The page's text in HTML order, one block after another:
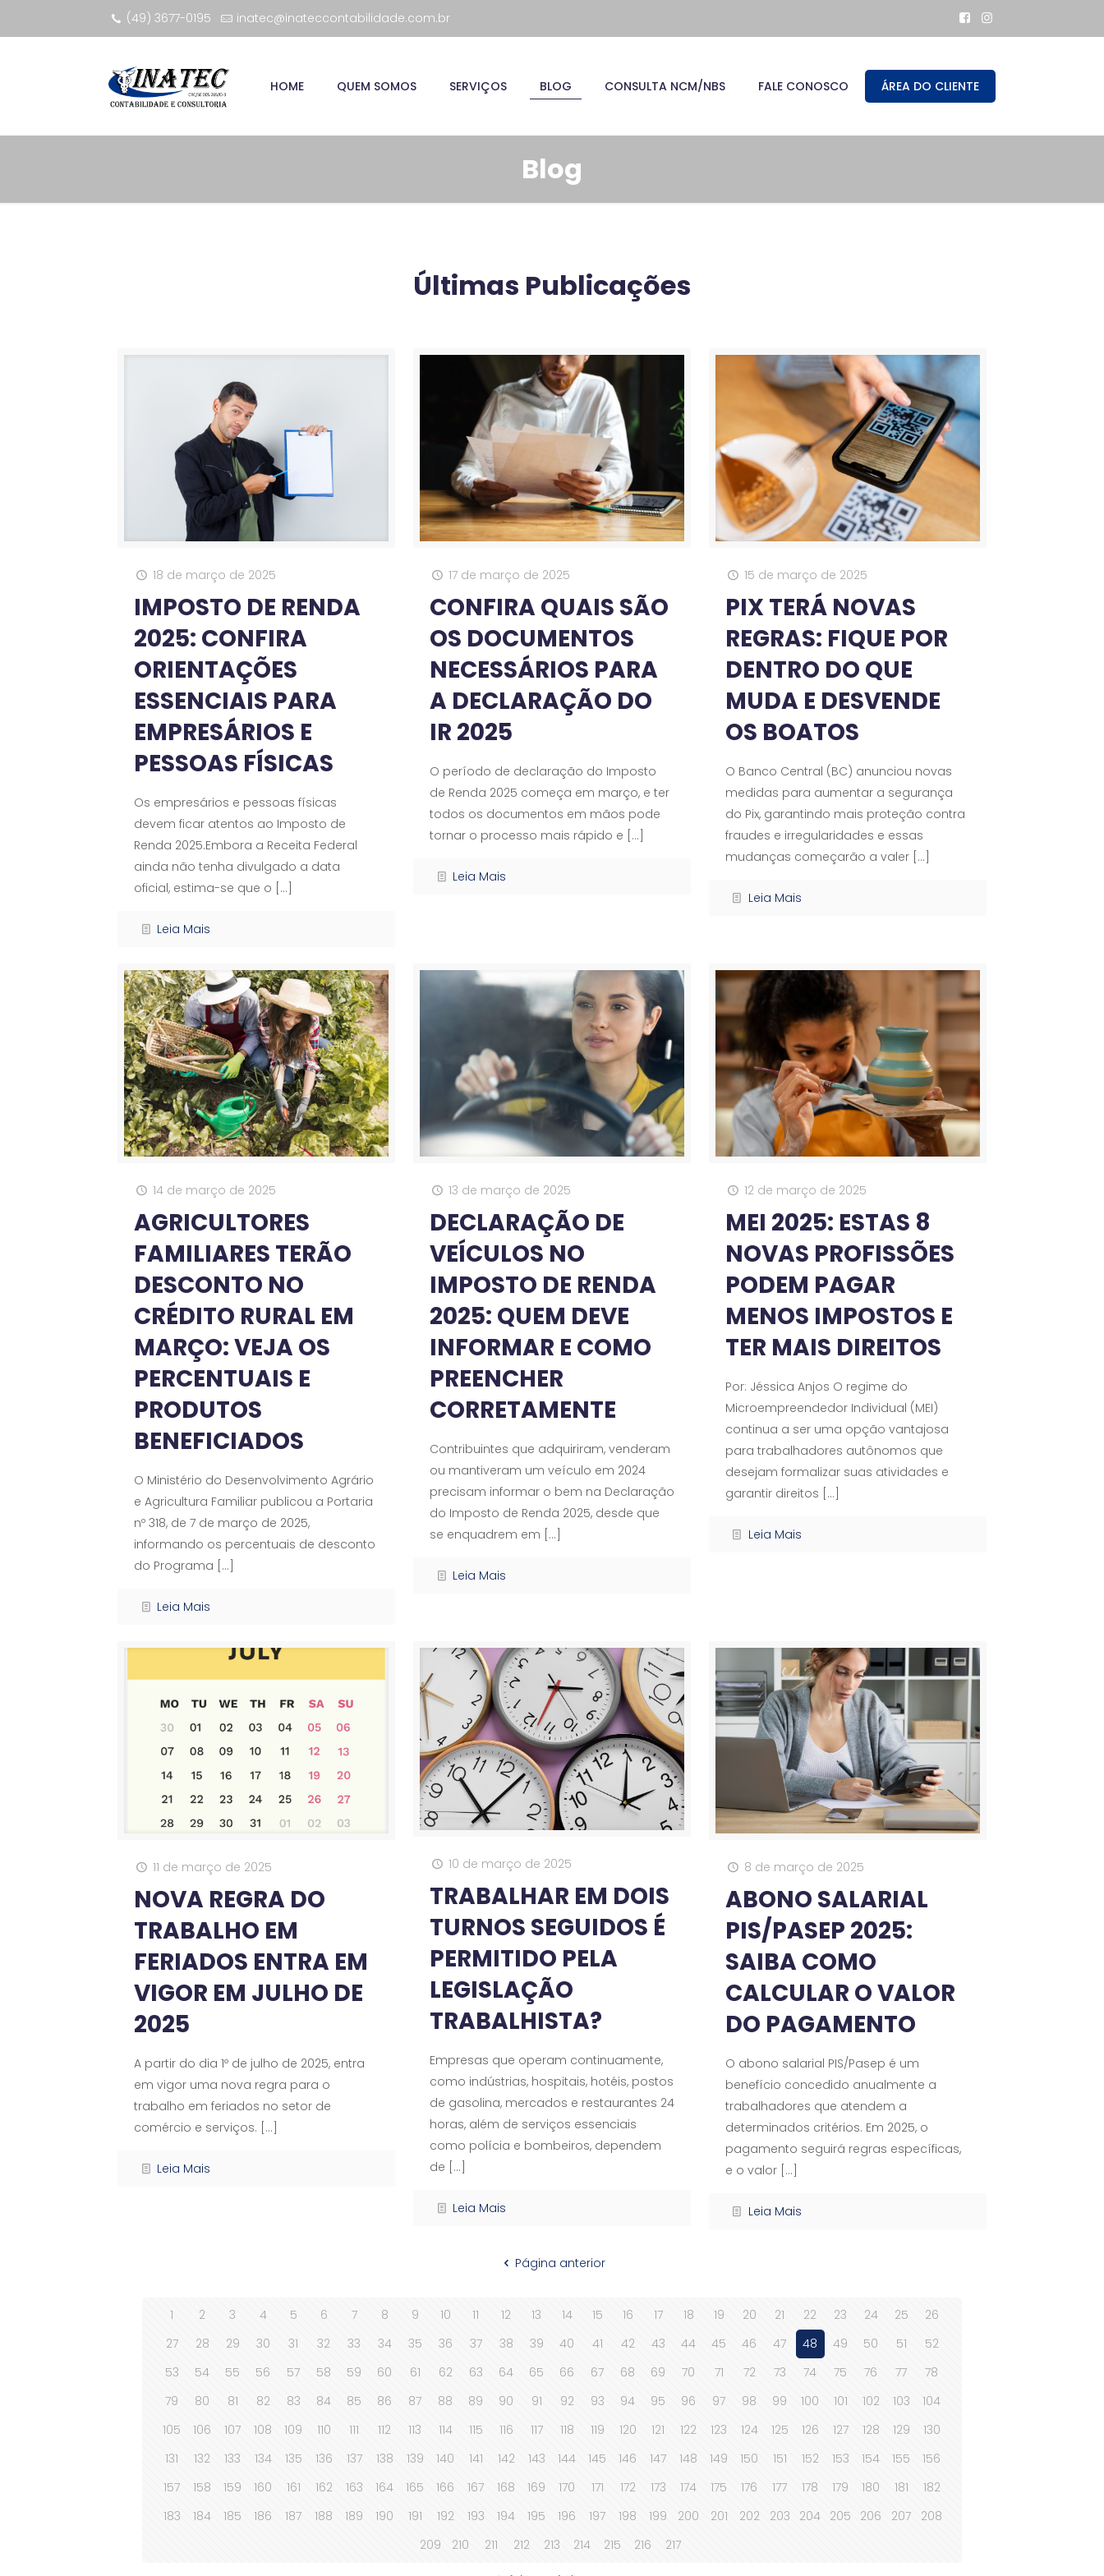
(49) 3677-0195 inatec@inateccontabilidade.com.br
HOME QUEM SOMOS SERVIÇOS BLOG CONSULTA NCM/NBS FALE CONOSCO ÁREA DO CLIENTE
Blog
Últimas Publicações
18 de março de 2025
IMPOSTO DE RENDA
2025: CONFIRA
ORIENTAÇÕES
ESSENCIAIS PARA
EMPRESÁRIOS E
PESSOAS FÍSICAS
Os empresários e pessoas físicas
devem ficar atentos ao Imposto de
Renda 2025.Embora a Receita Federal
ainda não tenha divulgado a data
oficial, estima-se que o […]
Leia Mais
17 de março de 2025
CONFIRA QUAIS SÃO
OS DOCUMENTOS
NECESSÁRIOS PARA
A DECLARAÇÃO DO
IR 2025
O período de declaração do Imposto
de Renda 2025 começa em março, e ter
todos os documentos em mãos pode
tornar o processo mais rápido e […]
Leia Mais
15 de março de 2025
PIX TERÁ NOVAS
REGRAS: FIQUE POR
DENTRO DO QUE
MUDA E DESVENDE
OS BOATOS
O Banco Central (BC) anunciou novas
medidas para aumentar a segurança
do Pix, garantindo mais proteção contra
fraudes e irregularidades e essas
mudanças começarão a valer[…]
Leia Mais
14 de março de 2025
AGRICULTORES
FAMILIARES TERÃO
DESCONTO NO
CRÉDITO RURAL EM
MARÇO: VEJA OS
PERCENTUAIS E
PRODUTOS
BENEFICIADOS
O Ministério do Desenvolvimento Agrário
e Agricultura Familiar publicou a Portaria
nº 318, de 7 de março de 2025,
informando os percentuais de desconto
do Programa […]
Leia Mais
13 de março de 2025
DECLARAÇÃO DE
VEÍCULOS NO
IMPOSTO DE RENDA
2025: QUEM DEVE
INFORMAR E COMO
PREENCHER
CORRETAMENTE
Contribuintes que adquiriram, venderam
ou mantiveram um veículo em 2024
precisam informar o bem na Declaração
do Imposto de Renda 2025, desde que
se enquadrem em […]
Leia Mais
12 de março de 2025
MEI 2025: ESTAS 8
NOVAS PROFISSÕES
PODEM PAGAR
MENOS IMPOSTOS E
TER MAIS DIREITOS
Por: Jéssica Anjos O regime do
Microempreendedor Individual (MEI)
continua a ser uma opção vantajosa
para trabalhadores autônomos que
desejam formalizar suas atividades e
garantir direitos […]
Leia Mais
11 de março de 2025
NOVA REGRA DO
TRABALHO EM
FERIADOS ENTRA EM
VIGOR EM JULHO DE
2025
A partir do dia 1º de julho de 2025, entra
em vigor uma nova regra para o
trabalho em feriados no setor de
comércio e serviços. […]
Leia Mais
10 de março de 2025
TRABALHAR EM DOIS
TURNOS SEGUIDOS É
PERMITIDO PELA
LEGISLAÇÃO
TRABALHISTA?
Empresas que operam continuamente,
como indústrias, hospitais, hotéis, postos
de gasolina, mercados e restaurantes 24
horas, além de serviços essenciais
como polícia e bombeiros, dependem
de […]
Leia Mais
8 de março de 2025
ABONO SALARIAL
PIS/PASEP 2025:
SAIBA COMO
CALCULAR O VALOR
DO PAGAMENTO
O abono salarial PIS/Pasep é um
benefício concedido anualmente a
trabalhadores que atendem a
determinados critérios. Em 2025, o
pagamento seguirá regras específicas,
e o valor[…]
Leia Mais
Página anterior
1 2 3 4 5 6 7 8 9 10 11 12 13 14 15 16 17 18 19 20 21 22 23 24 25
26
27
28 29 30 31 32 33 34 35 36 37 38 39 40 41 42 43 44 45 46 47 48 49 50 51
52
53
54 55 56 57 58 59 60 61 62 63 64 65 66 67 68 69 70 71 72 73 74 75 76 77
78
79
80 81 82 83 84 85 86 87 88 89 90 91 92 93 94 95 96 97 98 99 100 101 102 103
104
105
106 107 108 109 110 111 112 113 114 115 116 117 118 119 120 121 122 123 124 125 126 127 128 129
130
131
132 133 134 135 136 137 138 139 140 141 142 143 144 145 146 147 148 149 150 151 152 153 154 155
156
157
158 159 160 161 162 163 164 165 166 167 168 169 170 171 172 173 174 175 176 177 178 179 180 181
182
183
184 185 186 187 188 189 190 191 192 193 194 195 196 197 198 199 200 201 202 203 204 205 206 207
208
209
210 211 212 213 214 215 216 217